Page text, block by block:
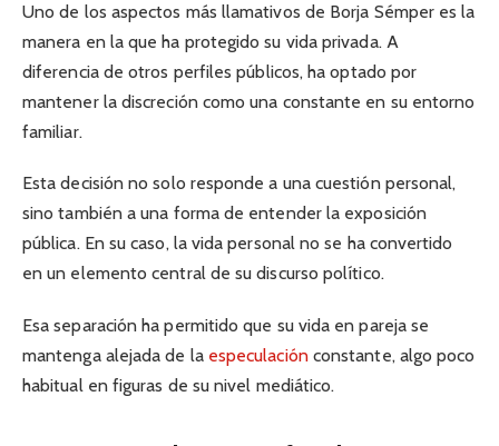
Uno de los aspectos más llamativos de Borja Sémper es la
manera en la que ha protegido su vida privada. A
diferencia de otros perfiles públicos, ha optado por
mantener la discreción como una constante en su entorno
familiar.
Esta decisión no solo responde a una cuestión personal,
sino también a una forma de entender la exposición
pública. En su caso, la vida personal no se ha convertido
en un elemento central de su discurso político.
Esa separación ha permitido que su vida en pareja se
mantenga alejada de la especulaciónconstante, algo poco
habitual en figuras de su nivel mediático.